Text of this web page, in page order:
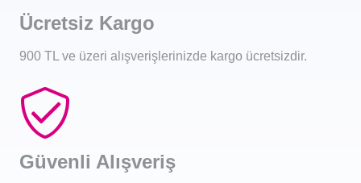
Ücretsiz Kargo
900 TL ve üzeri alışverişlerinizde kargo ücretsizdir.
Güvenli Alışveriş